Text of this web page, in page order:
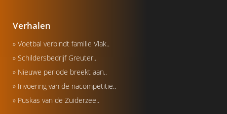
Verhalen
» Voetbal verbindt familie Vlak..
» Schildersbedrijf Greuter..
» Nieuwe periode breekt aan..
» Invoering van de nacompetitie..
» Puskas van de Zuiderzee..